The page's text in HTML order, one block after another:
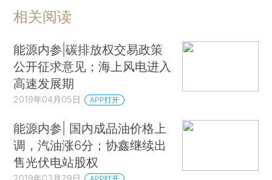
相关阅读
能源内参|碳排放权交易政策
公开征求意见；海上风电进入
高速发展期
2019年04月05日 APP打开
能源内参| 国内成品油价格上
调，汽油涨6分；协鑫继续出
售光伏电站股权